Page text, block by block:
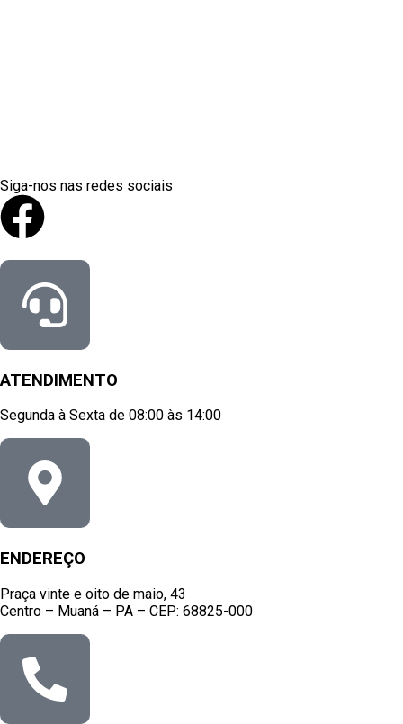
Siga-nos nas redes sociais
ATENDIMENTO
Segunda à Sexta de 08:00 às 14:00
ENDEREÇO
Praça vinte e oito de maio, 43
Centro – Muaná – PA – CEP: 68825-000